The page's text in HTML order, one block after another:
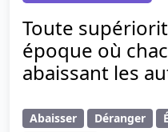
Toute
époque où
abaissant les
Abaisser Déranger